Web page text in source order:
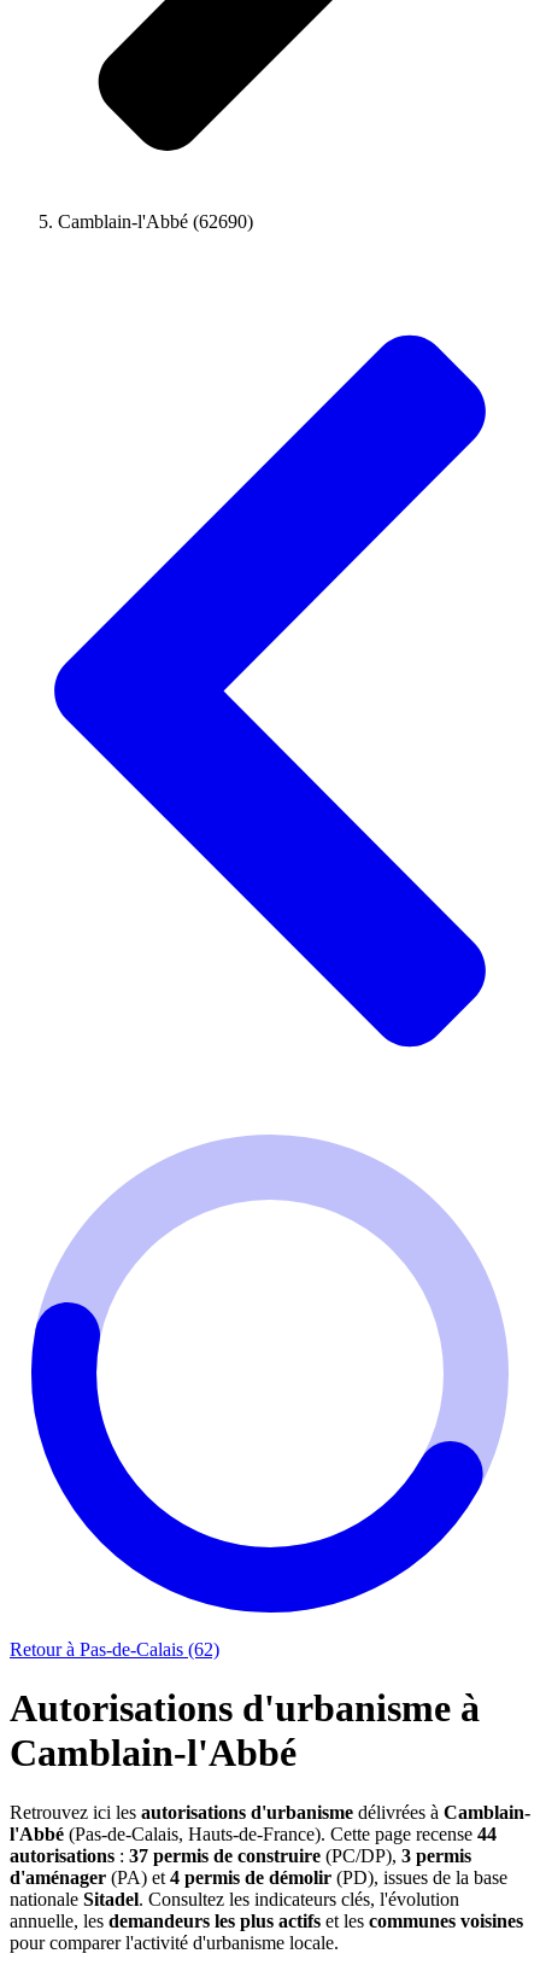
Camblain-l'Abbé (62690)
Retour à Pas-de-Calais (62)
Autorisations d'urbanisme à
Camblain-l'Abbé
Retrouvez ici les autorisations d'urbanisme délivrées à Camblain-
l'Abbé (Pas-de-Calais, Hauts-de-France). Cette page recense 44
autorisations : 37 permis de construire (PC/DP), 3 permis
d'aménager (PA) et 4 permis de démolir (PD), issues de la base
nationale Sitadel. Consultez les indicateurs clés, l'évolution
annuelle, les demandeurs les plus actifs et les communes voisines
pour comparer l'activité d'urbanisme locale.